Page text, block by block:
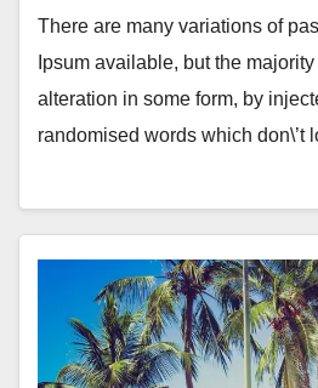
There are many variations of
Ipsum available, but the
alteration in some form, by
randomised words which